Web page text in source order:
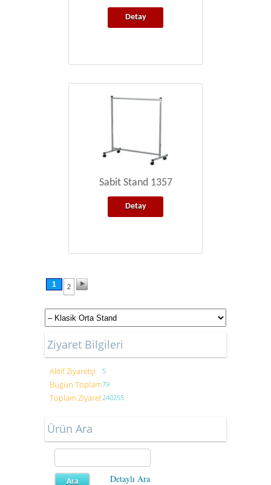
Detay
Sabit Stand 1357
Detay
1 2
Ziyaret Bilgileri
Aktif Ziyaretçi 5
Bugün Toplam79
Toplam Ziyaret240255
Ürün Ara
Detaylı Ara